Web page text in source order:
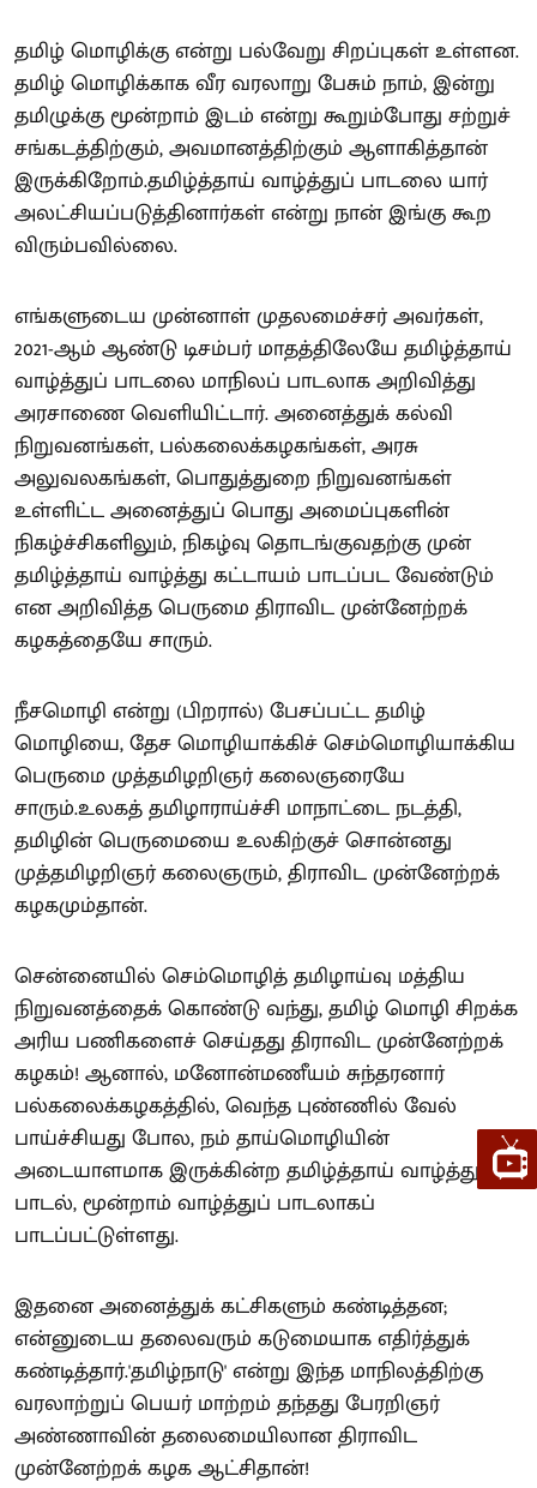
தமிழ் மொழிக்கு என்று பல்வேறு சிறப்புகள் உள்ளன.
தமிழ் மொழிக்காக வீர வரலாறு பேசும் நாம், இன்று
தமிழுக்கு மூன்றாம் இடம் என்று கூறும்போது சற்றுச்
சங்கடத்திற்கும், அவமானத்திற்கும் ஆளாகித்தான்
இருக்கிறோம்.தமிழ்த்தாய் வாழ்த்துப் பாடலை யார்
அலட்சியப்படுத்தினார்கள் என்று நான் இங்கு கூற
விரும்பவில்லை.
எங்களுடைய முன்னாள் முதலமைச்சர் அவர்கள்,
2021-ஆம் ஆண்டு டிசம்பர் மாதத்திலேயே தமிழ்த்தாய்
வாழ்த்துப் பாடலை மாநிலப் பாடலாக அறிவித்து
அரசாணை வெளியிட்டார். அனைத்துக் கல்வி
நிறுவனங்கள், பல்கலைக்கழகங்கள், அரசு
அலுவலகங்கள், பொதுத்துறை நிறுவனங்கள்
உள்ளிட்ட அனைத்துப் பொது அமைப்புகளின்
நிகழ்ச்சிகளிலும், நிகழ்வு தொடங்குவதற்கு முன்
தமிழ்த்தாய் வாழ்த்து கட்டாயம் பாடப்பட வேண்டும்
என அறிவித்த பெருமை திராவிட முன்னேற்றக்
கழகத்தையே சாரும்.
நீசமொழி என்று (பிறரால்) பேசப்பட்ட தமிழ்
மொழியை, தேச மொழியாக்கிச் செம்மொழியாக்கிய
பெருமை முத்தமிழறிஞர் கலைஞரையே
சாரும்.உலகத் தமிழாராய்ச்சி மாநாட்டை நடத்தி,
தமிழின் பெருமையை உலகிற்குச் சொன்னது
முத்தமிழறிஞர் கலைஞரும், திராவிட முன்னேற்றக்
கழகமும்தான்.
சென்னையில் செம்மொழித் தமிழாய்வு மத்திய
நிறுவனத்தைக் கொண்டு வந்து, தமிழ் மொழி சிறக்க
அரிய பணிகளைச் செய்தது திராவிட முன்னேற்றக்
கழகம்! ஆனால், மனோன்மணீயம் சுந்தரனார்
பல்கலைக்கழகத்தில், வெந்த புண்ணில் வேல்
பாய்ச்சியது போல, நம் தாய்மொழியின்
அடையாளமாக இருக்கின்ற தமிழ்த்தாய் வாழ்த்துப்
பாடல், மூன்றாம் வாழ்த்துப் பாடலாகப்
பாடப்பட்டுள்ளது.
இதனை அனைத்துக் கட்சிகளும் கண்டித்தன;
என்னுடைய தலைவரும் கடுமையாக எதிர்த்துக்
கண்டித்தார்.'தமிழ்நாடு' என்று இந்த மாநிலத்திற்கு
வரலாற்றுப் பெயர் மாற்றம் தந்தது பேரறிஞர்
அண்ணாவின் தலைமையிலான திராவிட
முன்னேற்றக் கழக ஆட்சிதான்!